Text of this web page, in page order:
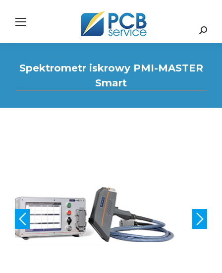
Search:
Spektrometr iskrowy PMI-MASTER
Smart